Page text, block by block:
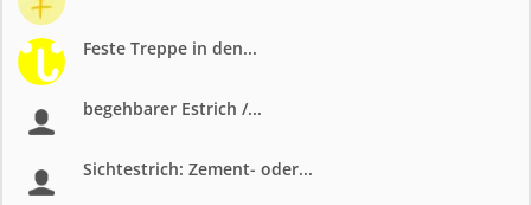
Feste Treppe in den...
begehbarer Estrich /...
Sichtestrich: Zement- oder...